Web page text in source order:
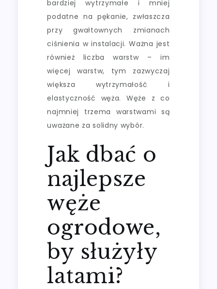
bardziej wytrzymałe i mniej
podatne na pękanie, zwłaszcza
przy gwałtownych zmianach
ciśnienia w instalacji. Ważna jest
również liczba warstw – im
więcej warstw, tym zazwyczaj
większa wytrzymałość i
elastyczność węża. Węże z co
najmniej trzema warstwami są
uważane za solidny wybór.
Jak dbać o
najlepsze
węże
ogrodowe,
by służyły
latami?